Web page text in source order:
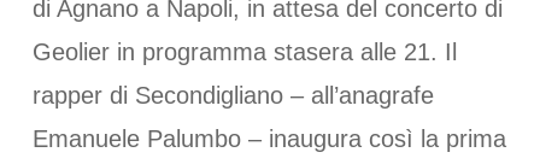
di Agnano a Napoli, in attesa del concerto di
Geolier in programma stasera alle 21. Il
rapper di Secondigliano – all’anagrafe
Emanuele Palumbo – inaugura così la prima